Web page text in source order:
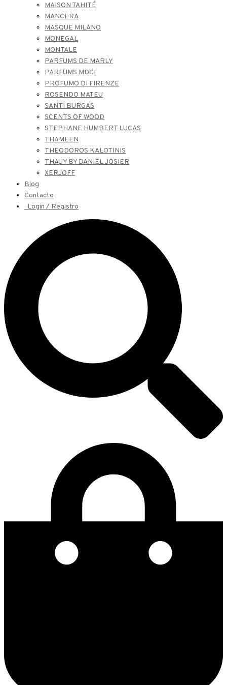
MAISON TAHITÉ
MANCERA
MASQUE MILANO
MONEGAL
MONTALE
PARFUMS DE MARLY
PARFUMS MDCI
PROFUMO DI FIRENZE
ROSENDO MATEU
SANTI BURGAS
SCENTS OF WOOD
STEPHANE HUMBERT LUCAS
THAMEEN
THEODOROS KALOTINIS
THAUY BY DANIEL JOSIER
XERJOFF
Blog
Contacto
Login / Registro